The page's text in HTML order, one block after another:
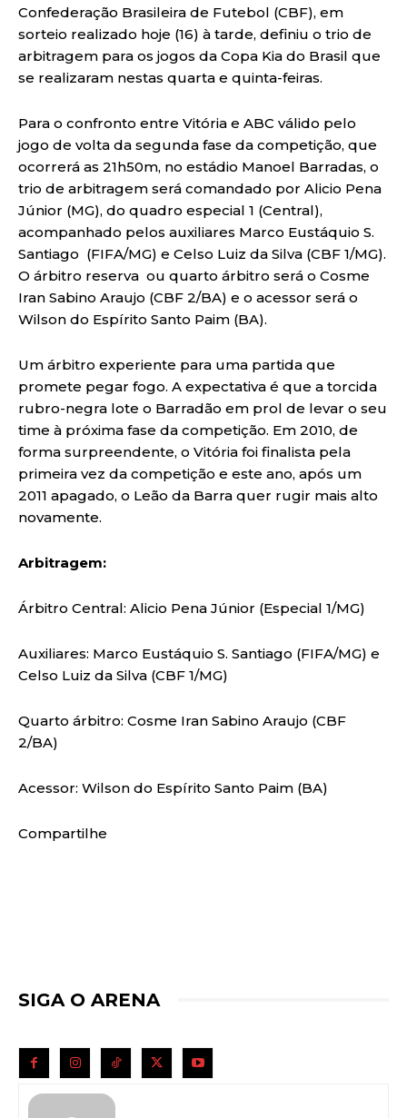
Confederação Brasileira de Futebol (CBF), em
sorteio realizado hoje (16) à tarde, definiu o trio de
arbitragem para os jogos da Copa Kia do Brasil que
se realizaram nestas quarta e quinta-feiras.
Para o confronto entre Vitória e ABC válido pelo
jogo de volta da segunda fase da competição, que
ocorrerá as 21h50m, no estádio Manoel Barradas, o
trio de arbitragem será comandado por Alicio Pena
Júnior (MG), do quadro especial 1 (Central),
acompanhado pelos auxiliares Marco Eustáquio S.
Santiago (FIFA/MG) e Celso Luiz da Silva (CBF 1/MG).
O árbitro reserva ou quarto árbitro será o Cosme
Iran Sabino Araujo (CBF 2/BA) e o acessor será o
Wilson do Espírito Santo Paim (BA).
Um árbitro experiente para uma partida que
promete pegar fogo. A expectativa é que a torcida
rubro-negra lote o Barradão em prol de levar o seu
time à próxima fase da competição. Em 2010, de
forma surpreendente, o Vitória foi finalista pela
primeira vez da competição e este ano, após um
2011 apagado, o Leão da Barra quer rugir mais alto
novamente.
Arbitragem:
Árbitro Central: Alicio Pena Júnior (Especial 1/MG)
Auxiliares: Marco Eustáquio S. Santiago (FIFA/MG) e
Celso Luiz da Silva (CBF 1/MG)
Quarto árbitro: Cosme Iran Sabino Araujo (CBF
2/BA)
Acessor: Wilson do Espírito Santo Paim (BA)
Compartilhe
SIGA O ARENA